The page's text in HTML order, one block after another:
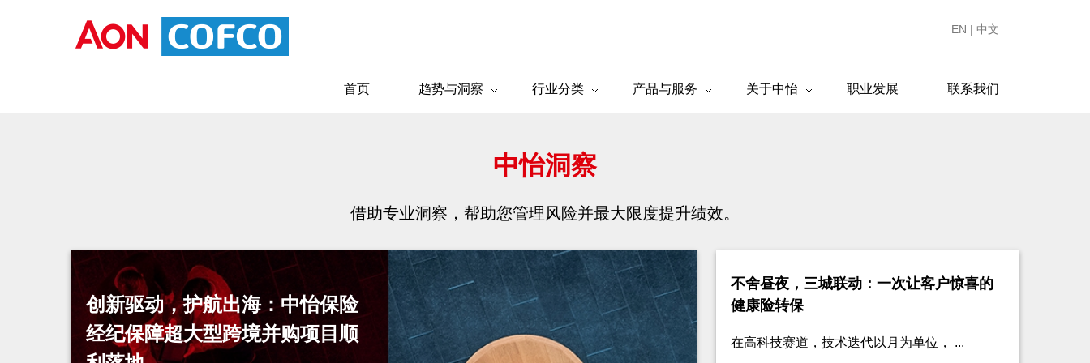
EN | 中文
首页 趋势与洞察 行业分类 产品与服务 关于中怡 职业发展 联系我们
中怡洞察
借助专业洞察，帮助您管理风险并最大限度提升绩效。
创新驱动，护航出海：中怡保险
经纪保障超大型跨境并购项目顺
不舍昼夜，三城联动：一次让客户惊喜的
健康险转保
在高科技赛道，技术迭代以月为单位， ...